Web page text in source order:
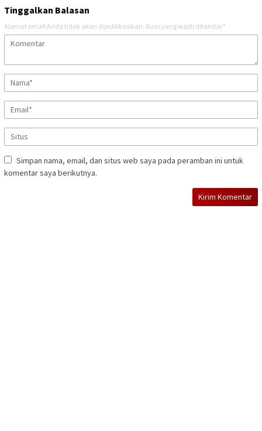
Tinggalkan Balasan
Alamat email Anda tidak akan dipublikasikan. Ruas yang wajib ditandai *
Simpan nama, email, dan situs web saya pada peramban ini untuk
komentar saya berikutnya.